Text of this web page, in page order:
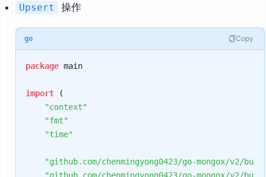
Upsert 操作
go Copy
package main
import (
"context"
"fmt"
"time"
"github.com/chenmingyong0423/go-mongox/v2/
"github.com/chenmingyong0423/go-mongox/v2/